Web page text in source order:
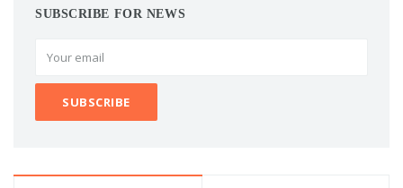
SUBSCRIBE FOR NEWS